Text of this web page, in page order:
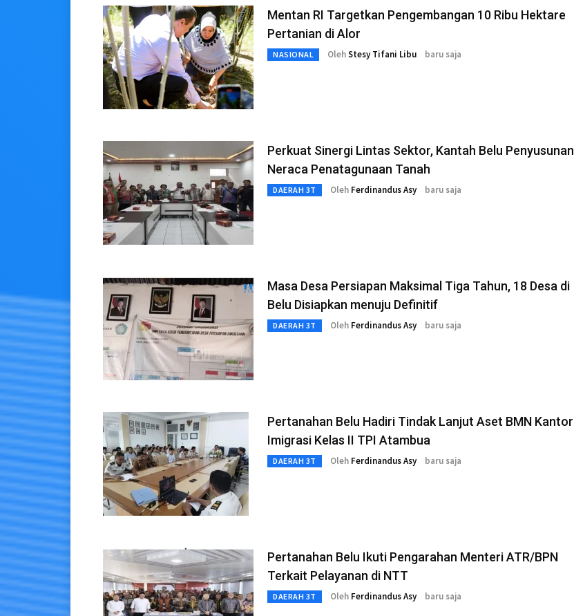
Mentan RI Targetkan Pengembangan 10 Ribu Hektare
Pertanian di Alor
NASIONAL OlehStesy Tifani Libu baru saja
Perkuat Sinergi Lintas Sektor, Kantah Belu Penyusunan
Neraca Penatagunaan Tanah
DAERAH 3T Oleh Ferdinandus Asy baru saja
Masa Desa Persiapan Maksimal Tiga Tahun, 18 Desa di
Belu Disiapkan menuju Definitif
DAERAH 3T Oleh Ferdinandus Asy baru saja
Pertanahan Belu Hadiri Tindak Lanjut Aset BMN Kantor
Imigrasi Kelas II TPI Atambua
DAERAH 3T Oleh Ferdinandus Asy baru saja
Pertanahan Belu Ikuti Pengarahan Menteri ATR/BPN
Terkait Pelayanan di NTT
DAERAH 3T Oleh Ferdinandus Asy baru saja